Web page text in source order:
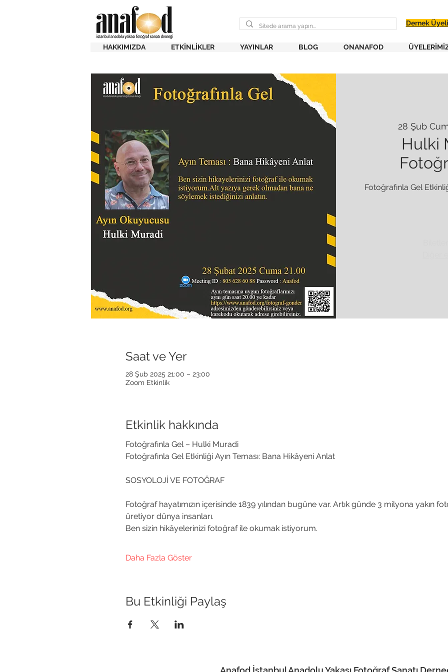
Dernek
HAKKIMIZDA ETKİNLİKLER YAYINLAR BLOG ONANAFOD
28 Şub
Hulki
Fotoğrafınla Gel
Saat ve Yer
28 Şub 2025 21:00 – 23:00
Zoom Etkinlik
Etkinlik hakkında
Fotoğrafınla Gel – Hulki Muradi
Fotoğrafınla Gel Etkinliği Ayın Teması: Bana Hikâyeni Anlat
SOSYOLOJİ VE FOTOĞRAF
Fotoğraf hayatımızın içerisinde 1839 yılından bugüne var. Artık günde 3 milyona yakın
üretiyor dünya insanları.
Ben sizin hikâyelerinizi fotoğraf ile okumak istiyorum.
Daha Fazla Göster
Bu Etkinliği Paylaş